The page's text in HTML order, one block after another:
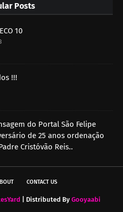
Posts
10
!!!
do Portal São Felipe
de 25 anos ordenação
Cristóvão Reis..
CONTACT US
| Distributed By Gooyaabi